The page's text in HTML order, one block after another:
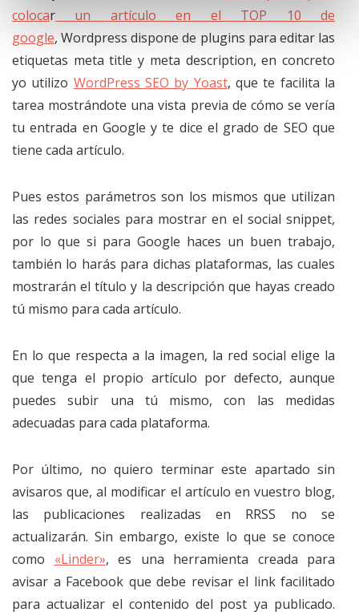
colocar un artículo en el TOP 10 de
google, Wordpress dispone de plugins para editar las
etiquetas meta title y meta description, en concreto
yo utilizo WordPress SEO by Yoast, que te facilita la
tarea mostrándote una vista previa de cómo se vería
tu entrada en Google y te dice el grado de SEO que
tiene cada artículo.
Pues estos parámetros son los mismos que utilizan
las redes sociales para mostrar en el social snippet,
por lo que si para Google haces un buen trabajo,
también lo harás para dichas plataformas, las cuales
mostrarán el título y la descripción que hayas creado
tú mismo para cada artículo.
En lo que respecta a la imagen, la red social elige la
que tenga el propio artículo por defecto, aunque
puedes subir una tú mismo, con las medidas
adecuadas para cada plataforma.
Por último, no quiero terminar este apartado sin
avisaros que, al modificar el artículo en vuestro blog,
las publicaciones realizadas en RRSS no se
actualizarán. Sin embargo, existe lo que se conoce
como «Linder», es una herramienta creada para
avisar a Facebook que debe revisar el link facilitado
para actualizar el contenido del post ya publicado.